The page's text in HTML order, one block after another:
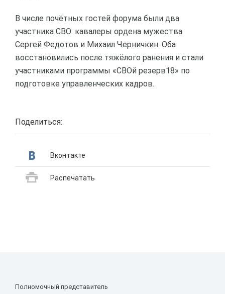
В числе почётных гостей форума были два
участника СВО: кавалеры ордена мужества
Сергей Федотов и Михаил Черничкин. Оба
восстановились после тяжёлого ранения и стали
участниками программы «СВОй резерв18» по
подготовке управленческих кадров.
Поделиться:
Вконтакте
Распечатать
Полномочный представитель